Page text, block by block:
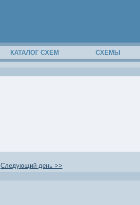
КАТАЛОГ СХЕМ СХЕМЫ
Следующий день >>